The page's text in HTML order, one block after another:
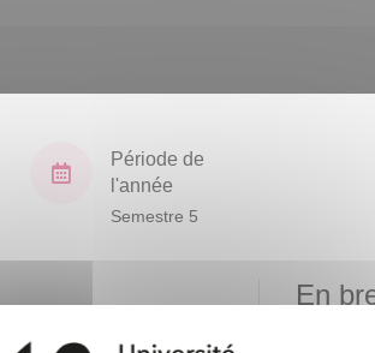
Période de
l'année
Semestre 5
En